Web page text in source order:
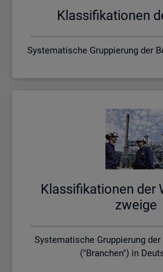
Klas­si­fi­ka­tio­nen
Systematische Gruppierung der
Klas­si­fi­ka­tio­nen
zwei­ge
Systematische Gruppierung
("Branchen") in